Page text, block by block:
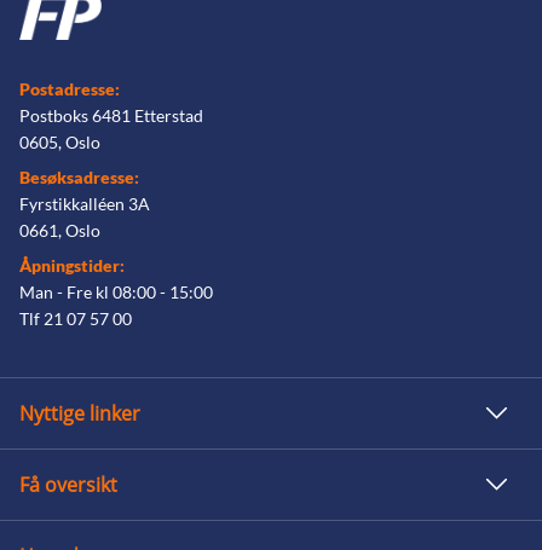
Nyttige linker
Få oversikt
Postadresse:
Postboks 6481 Etterstad
0605, Oslo
Besøksadresse:
Fyrstikkalléen 3A
0661, Oslo
Åpningstider:
Man - Fre kl 08:00 - 15:00
Tlf 21 07 57 00